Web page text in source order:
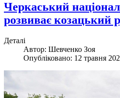
Черкаський
розвиває козацький
Деталі
Автор: Шевченко Зоя
Опубліковано: 12 травня